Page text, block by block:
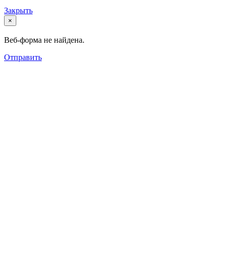
Закрыть
×
Веб-форма не найдена.
Отправить